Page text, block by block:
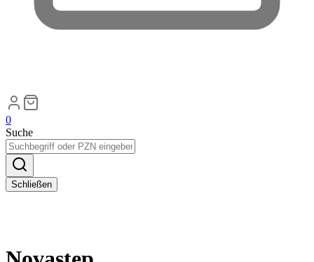
0
Suche
Schließen